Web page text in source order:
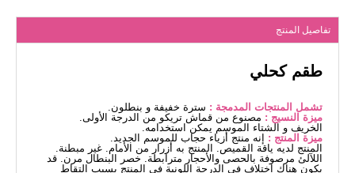
تفاصيل المنتج
طقم كحلي
تشمل المنتجات المدمجة : سترة خفيفة و بنطلون.
ميزة النسيج : مصنوع من قماش تريكو من الدرجة الأولى.
الخريف و الشتاء الموسم يمكن استخدامه.
ميزة المنتج : إنه منتج أزياء حجاب للموسم الجديد.
المنتج لديه ياقة القميص. المنتج به أزرار من الأمام. غير مبطنة.
اللآلئ مرصوفة بالحصى والأحجار مترابطة. خصر البنطال مرن. قد
يكون هناك اختلاف في الدرجة اللونية في المنتج بسبب التقاط